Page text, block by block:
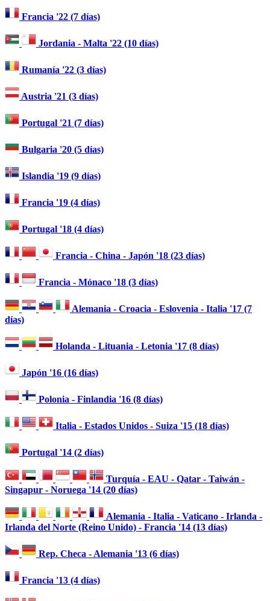
Francia '22 (7 días)
Jordania - Malta '22 (10 días)
Rumanía '22 (3 días)
Austria '21 (3 días)
Portugal '21 (7 días)
Bulgaria '20 (5 días)
Islandia '19 (9 días)
Francia '19 (4 días)
Portugal '18 (4 días)
Francia - China - Japón '18 (23 días)
Francia - Mónaco '18 (3 días)
Alemania - Croacia - Eslovenia - Italia '17 (7
días)
Holanda - Lituania - Letonia '17 (8 días)
Japón '16 (16 días)
Polonia - Finlandia '16 (8 días)
Italia - Estados Unidos - Suiza '15 (18 días)
Portugal '14 (2 días)
Turquía - EAU - Qatar - Taiwán -
Singapur - Noruega '14 (20 días)
Alemania - Italia - Vaticano - Irlanda -
Irlanda del Norte (Reino Unido) - Francia '14 (13 días)
Rep. Checa - Alemania '13 (6 días)
Francia '13 (4 días)